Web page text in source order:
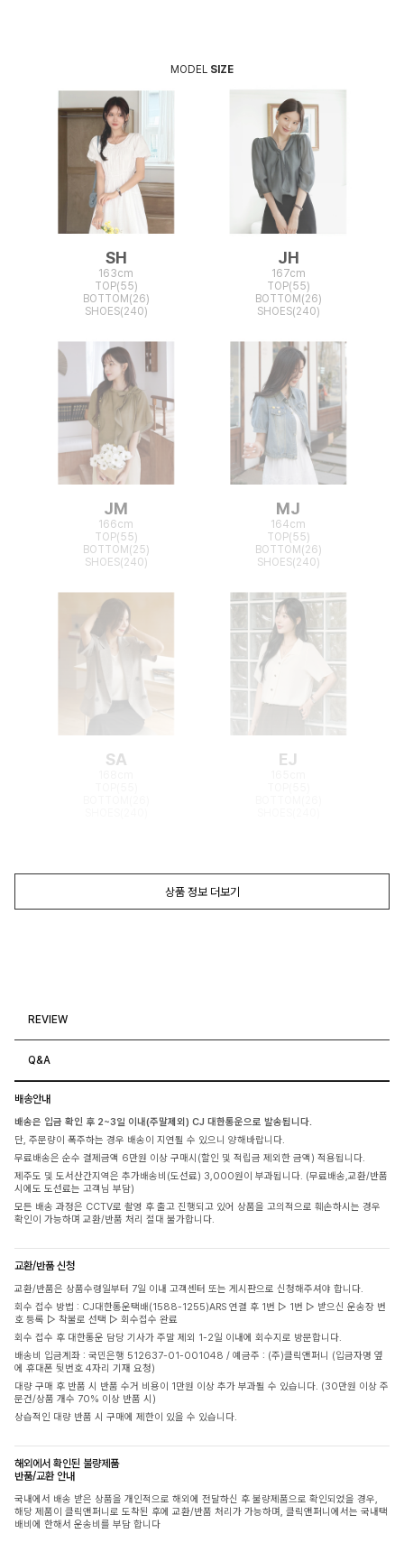
MODEL SIZE
SH
163cm
TOP(55)
BOTTOM(26)
SHOES(240)
JH
167cm
TOP(55)
BOTTOM(26)
SHOES(240)
JM
166cm
TOP(55)
BOTTOM(25)
SHOES(240)
MJ
164cm
TOP(55)
BOTTOM(26)
SHOES(240)
SA EJ
상품 정보 더보기
REVIEW
Q&A
배송안내
배송은 입금 확인 후 2~3일 이내(주말제외) CJ 대한통운으로 발송됩니다.
단, 주문량이 폭주하는 경우 배송이 지연될 수 있으니 양해바랍니다.
무료배송은 순수 결제금액 6만원 이상 구매시(할인 및 적립금 제외한 금액) 적용됩니다.
제주도 및 도서산간지역은 추가배송비(도선료) 3,000원이 부과됩니다. (무료배송,교환/반품
시에도 도선료는 고객님 부담)
모든 배송 과정은 CCTV로 촬영 후 출고 진행되고 있어 상품을 고의적으로 훼손하시는 경우
확인이 가능하며 교환/반품 처리 절대 불가합니다.
교환/반품 신청
교환/반품은 상품수령일부터 7일 이내 고객센터 또는 게시판으로 신청해주셔야 합니다.
회수 접수 방법 : CJ대한통운택배(1588-1255)ARS 연결 후 1번 ▷ 1번 ▷ 받으신 운송장 번
호 등록 ▷ 착불로 선택 ▷ 회수접수 완료
회수 접수 후 대한통운 담당 기사가 주말 제외 1-2일 이내에 회수지로 방문합니다.
배송비 입금계좌 : 국민은행 512637-01-001048 / 예금주 : (주)클릭앤퍼니 (입금자명 옆
에 휴대폰 뒷번호 4자리 기재 요청)
대량 구매 후 반품 시 반품 수거 비용이 1만원 이상 추가 부과될 수 있습니다. (30만원 이상 주
문건/상품 개수 70% 이상 반품 시)
상습적인 대량 반품 시 구매에 제한이 있을 수 있습니다.
해외에서 확인된 불량제품
반품/교환 안내
국내에서 배송 받은 상품을 개인적으로 해외에 전달하신 후 불량제품으로 확인되었을 경우,
해당 제품이 클릭앤퍼니로 도착된 후에 교환/반품 처리가 가능하며, 클릭앤퍼니에서는 국내택
배비에 한해서 운송비를 부담 합니다